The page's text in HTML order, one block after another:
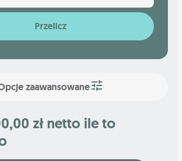
Przelicz
zaawansowane
zł netto ile to